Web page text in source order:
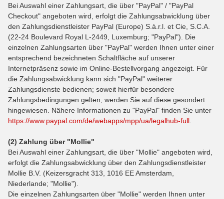
Bei Auswahl einer Zahlungsart, die über "PayPal" / "PayPal
Checkout" angeboten wird, erfolgt die Zahlungsabwicklung über
den Zahlungsdienstleister PayPal (Europe) S.à.r.l. et Cie, S.C.A.
(22-24 Boulevard Royal L-2449, Luxemburg; "PayPal"). Die
einzelnen Zahlungsarten über "PayPal" werden Ihnen unter einer
entsprechend bezeichneten Schaltfläche auf unserer
Internetpräsenz sowie im Online-Bestellvorgang angezeigt. Für
die Zahlungsabwicklung kann sich "PayPal" weiterer
Zahlungsdienste bedienen; soweit hierfür besondere
Zahlungsbedingungen gelten, werden Sie auf diese gesondert
hingewiesen. Nähere Informationen zu "PayPal" finden Sie unter
https://www.paypal.com/de/webapps/mpp/ua/legalhub-full
(2) Zahlung über "Mollie"
Bei Auswahl einer Zahlungsart, die über "Mollie" angeboten wird,
erfolgt die Zahlungsabwicklung über den Zahlungsdienstleister
Mollie B.V. (Keizersgracht 313, 1016 EE Amsterdam,
Niederlande; "Mollie").
Die einzelnen Zahlungsarten über "Mollie" werden Ihnen unter